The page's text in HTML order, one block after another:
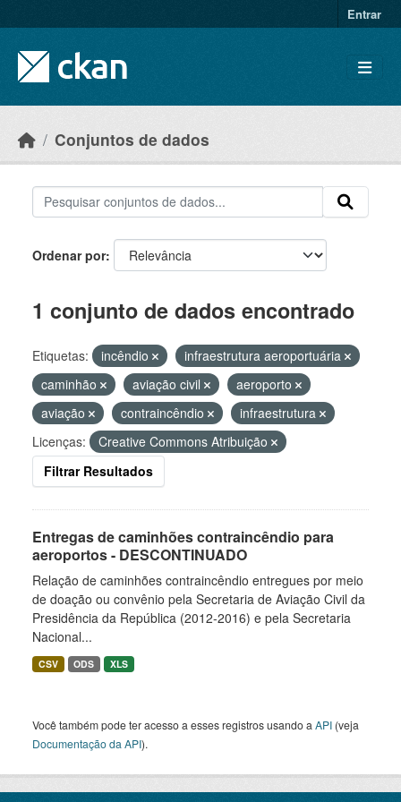
Entrar
Conjuntos de dados
Ordenar por
1 conjunto de dados encontrado
Etiquetas: incêndio
infraestrutura aeroportuária
caminhão
aviação civil
aeroporto
aviação
contraincêndio
infraestrutura
Licenças:
Creative Commons Atribuição
Filtrar Resultados
Entregas de caminhões contraincêndio para
aeroportos - DESCONTINUADO
Relação de caminhões contraincêndio entregues por meio
de doação ou convênio pela Secretaria de Aviação Civil da
Presidência da República (2012-2016) e pela Secretaria
Nacional...
CSV ODS XLS
Você também pode ter acesso a esses registros usando a API (veja
Documentação da API).